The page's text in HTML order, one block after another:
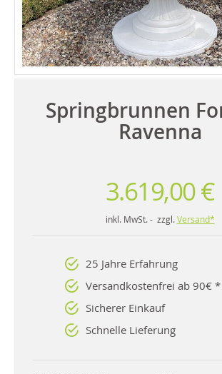
Springbrunnen
Ravenna
3.619,00 €
inkl. MwSt. - zzgl. Versand*
25 Jahre Erfahrung
Versandkostenfrei ab 90€ *
Sicherer Einkauf
Schnelle Lieferung